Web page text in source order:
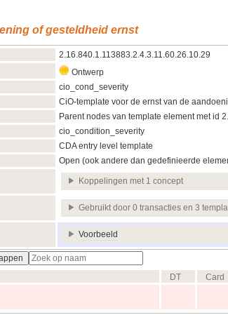
of gesteldheid ernst
2.16.840.1.113883.2.4.3.11.60.26.10.29
Ontwerp
cio_cond_severity
CiO-template voor de ernst van de
Parent nodes van template element met id
cio_condition_severity
CDA entry level template
Open (ook andere dan gedefinieerde
Koppelingen met 1 concept
Gebruikt door 0 transacties en 3
Voorbeeld
DT Card